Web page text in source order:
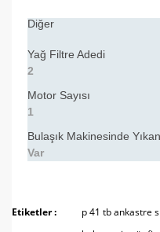
Diğer
Yağ Filtre Adedi
2
Motor Sayısı
1
Bulaşık Makinesinde
Var
Bu ürüne
diğer konularda yetersiz
Etiketler : p 41 tb ankastre